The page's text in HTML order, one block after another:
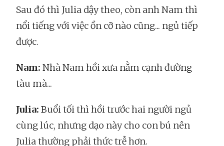
Sau đó thì Julia dậy theo, còn anh Nam thì
nổi tiếng với việc ồn cỡ nào cũng... ngủ tiếp
được.
Nam: Nhà Nam hồi xưa nằm cạnh đường
tàu mà...
Julia: Buổi tối thì hồi trước hai người ngủ
cùng lúc, nhưng dạo này cho con bú nên
Julia thường phải thức trễ hơn.